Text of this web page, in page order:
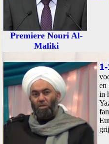
Premiere Nouri Al-
Maliki
en
in